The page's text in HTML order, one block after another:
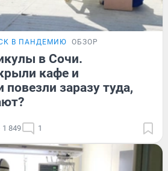
В ПАНДЕМИЮ ОБЗОР
в Сочи.
кафе и
повезли заразу туда,
1 849 1